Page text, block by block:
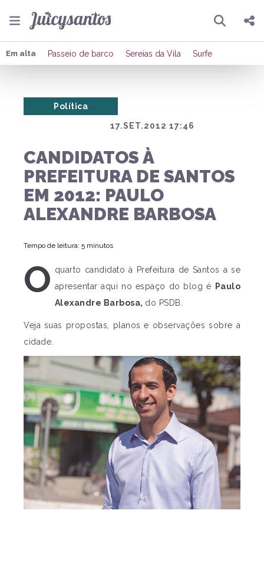
Pesquisar
Compartilhar
Em alta Passeio de barco Sereias da Vila Surfe
17.SET.2012 17:46
Política
CANDIDATOS À
PREFEITURA DE SANTOS
EM 2012: PAULO
ALEXANDRE BARBOSA
Tempo de leitura: 5 minutos
O quarto candidato à Prefeitura de Santos a se
apresentar aqui no espaço do blog é
Paulo
Alexandre Barbosa, do PSDB.
Veja suas propostas, planos e observações sobre a
cidade.